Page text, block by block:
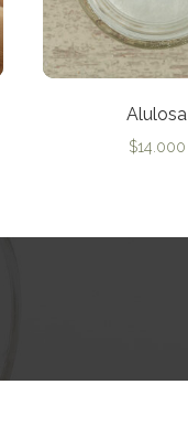
Alulosa
$14.000